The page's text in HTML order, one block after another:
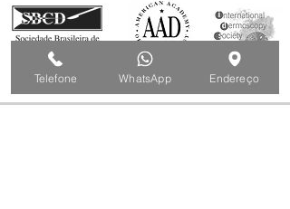
Telefone WhatsApp Endereço